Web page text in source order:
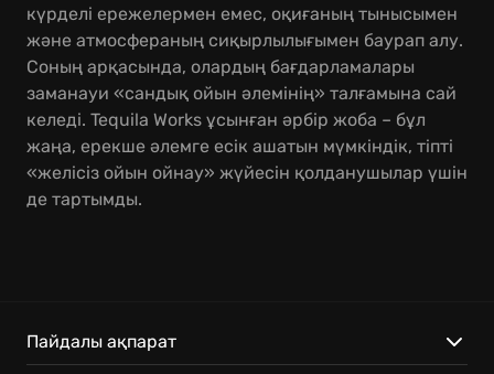
күрделі ережелермен емес, оқиғаның тынысымен
және атмосфераның сиқырлылығымен баурап алу.
Соның арқасында, олардың бағдарламалары
заманауи «сандық ойын әлемінің» талғамына сай
келеді. Tequila Works ұсынған әрбір жоба – бұл
жаңа, ерекше әлемге есік ашатын мүмкіндік, тіпті
«желісіз ойын ойнау» жүйесін қолданушылар үшін
де тартымды.
Пайдалы ақпарат